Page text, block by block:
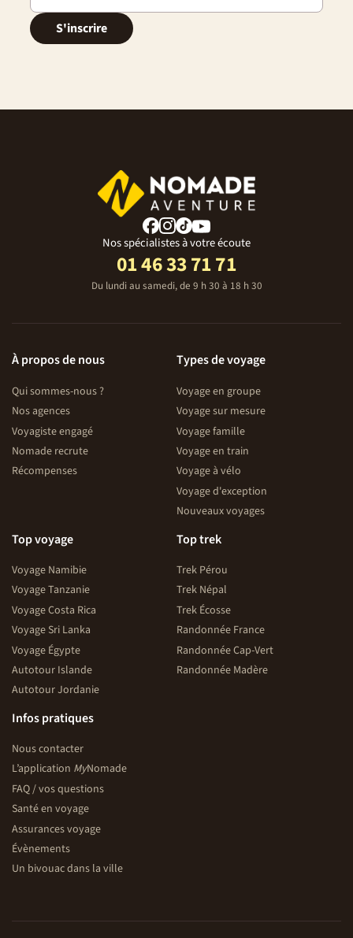
S'inscrire
Nos spécialistes à votre écoute
01 46 33 71 71
Du lundi au samedi, de 9 h 30 à 18 h 30
À propos de nous
Qui sommes-nous ?
Nos agences
Voyagiste engagé
Nomade recrute
Récompenses
Types de voyage
Voyage en groupe
Voyage sur mesure
Voyage famille
Voyage en train
Voyage à vélo
Voyage d'exception
Nouveaux voyages
Top voyage
Voyage Namibie
Voyage Tanzanie
Voyage Costa Rica
Voyage Sri Lanka
Voyage Égypte
Autotour Islande
Autotour Jordanie
Top trek
Trek Pérou
Trek Népal
Trek Écosse
Randonnée France
Randonnée Cap-Vert
Randonnée Madère
Infos pratiques
Nous contacter
L’application MyNomade
FAQ / vos questions
Santé en voyage
Assurances voyage
Évènements
Un bivouac dans la ville